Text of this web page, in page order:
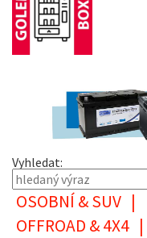
Vyhledat:
OSOBNÍ & SUV |
OFFROAD & 4X4 |